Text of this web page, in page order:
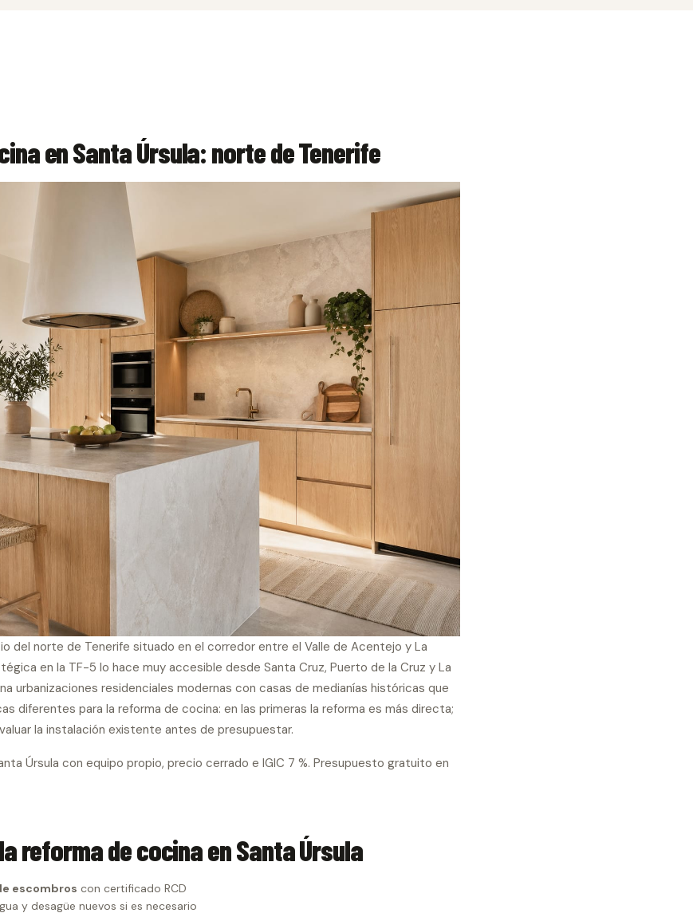
en Santa Úrsula: norte de Tenerife
del norte de Tenerife situado en el corredor entre el Valle de Acentejo y La
en la TF-5 lo hace muy accesible desde Santa Cruz, Puerto de la Cruz y La
urbanizaciones residenciales modernas con casas de medianías históricas que
diferentes para la reforma de cocina: en las primeras la reforma es más directa;
la instalación existente antes de presupuestar.
Úrsula con equipo propio, precio cerrado e IGIC 7 %. Presupuesto gratuito en
reforma de cocina en Santa Úrsula
escombros con certificado RCD
y desagüe nuevos si es necesario